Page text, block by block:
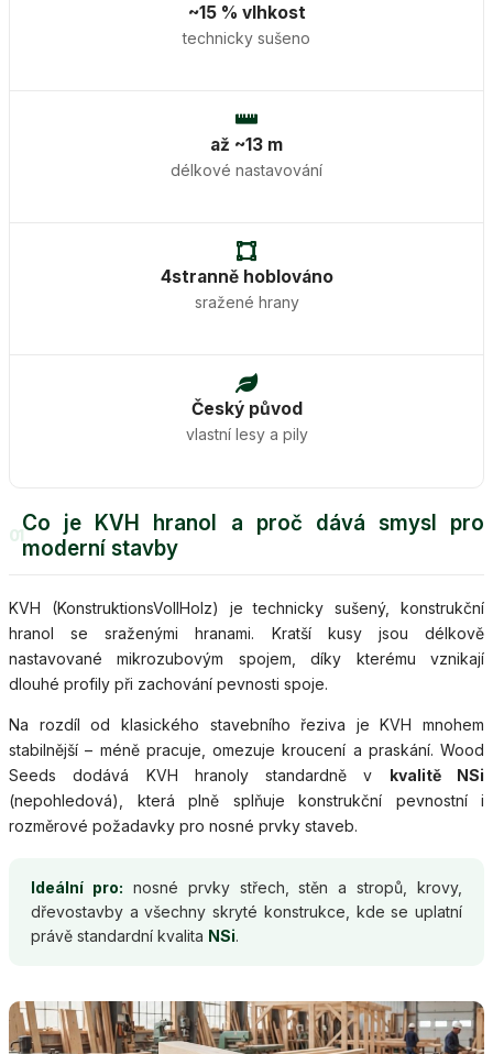
~15 % vlhkost
technicky sušeno
až ~13 m
délkové nastavování
4stranně hoblováno
sražené hrany
Český původ
vlastní lesy a pily
01Co je KVH hranol a proč dává smysl pro
moderní stavby
KVH (KonstruktionsVollHolz) je technicky sušený, konstrukční
hranol se sraženými hranami. Kratší kusy jsou délkově
nastavované mikrozubovým spojem, díky kterému vznikají
dlouhé profily při zachování pevnosti spoje.
Na rozdíl od klasického stavebního řeziva je KVH mnohem
stabilnější – méně pracuje, omezuje kroucení a praskání. Wood
Seeds dodává KVH hranoly standardně v kvalitě NSi
(nepohledová), která plně splňuje konstrukční pevnostní i
rozměrové požadavky pro nosné prvky staveb.
Ideální pro: nosné prvky střech, stěn a stropů, krovy,
dřevostavby a všechny skryté konstrukce, kde se uplatní
právě standardní kvalita NSi.